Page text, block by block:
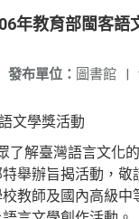
年教育部閩客語
發布單位： 圖書館 |
文學獎活動
了解臺灣語言文化
舉辦旨揭活動，敬
教師及國內高級中